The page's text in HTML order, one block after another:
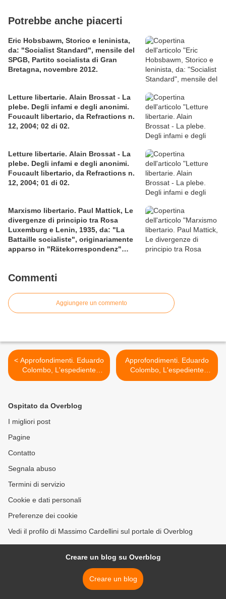
Potrebbe anche piacerti
Eric Hobsbawm, Storico e leninista,
da: "Socialist Standard", mensile del
SPGB, Partito socialista di Gran
Bretagna, novembre 2012.
Letture libertarie. Alain Brossat - La
plebe. Degli infami e degli anonimi.
Foucault libertario, da Refractions n.
12, 2004; 02 di 02.
Letture libertarie. Alain Brossat - La
plebe. Degli infami e degli anonimi.
Foucault libertario, da Refractions n.
12, 2004; 01 di 02.
Marxismo libertario. Paul Mattick, Le
divergenze di principio tra Rosa
Luxemburg e Lenin, 1935, da: "La
Battaille socialiste", originariamente
apparso in "Rätekorrespondenz"
1936), 01.
Commenti
Aggiungere un commento
< Approfondimenti. Eduardo
Colombo, L'espediente
della volontà; da:
12, primavera 2004, 03.
Approfondimenti. Eduardo
Colombo, L'espediente
della volontà; da:
Ospitato da Overblog
I migliori post
Pagine
Contatto
Segnala abuso
Termini di servizio
Cookie e dati personali
Preferenze dei cookie
Vedi il profilo di Massimo Cardellini sul portale di Overblog
Creare un blog su Overblog
Creare un blog